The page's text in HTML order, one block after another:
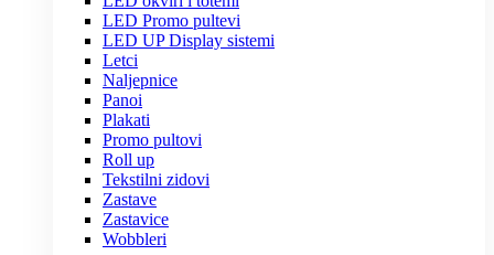
LED Promo pultevi
LED UP Display sistemi
Letci
Naljepnice
Panoi
Plakati
Promo pultovi
Roll up
Tekstilni zidovi
Zastave
Zastavice
Wobbleri